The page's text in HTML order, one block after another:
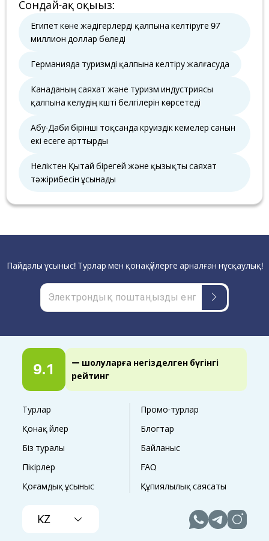
Сондай-ақ оқыңыз:
Египет көне жәдігерлерді қалпына келтіруге 97
миллион доллар бөледі
Германияда туризмді қалпына келтіру жалғасуда
Канаданың саяхат және туризм индустриясы
қалпына келудің күшті белгілерін көрсетеді
Абу-Даби бірінші тоқсанда круиздік кемелер санын
екі есеге арттырды
Неліктен Қытай бірегей және қызықты саяхат
тәжірибесін ұсынады
9.1
— шолуларға негізделген бүгінгі
рейтинг
Турлар
Промо-турлар
Қонақ үйлер
Блогтар
Біз туралы
Байланыс
Пікірлер
FAQ
Қоғамдық ұсыныс
Құпиялылық саясаты
KZ
Пайдалы ұсыныс! Турлар мен қонақүйлерге арналған нұсқаулық!